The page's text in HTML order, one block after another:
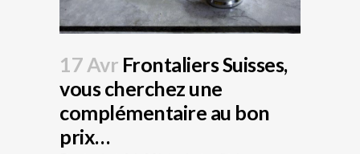
17 Avr Frontaliers Suisses,
vous cherchez une
complémentaire au bon
prix…